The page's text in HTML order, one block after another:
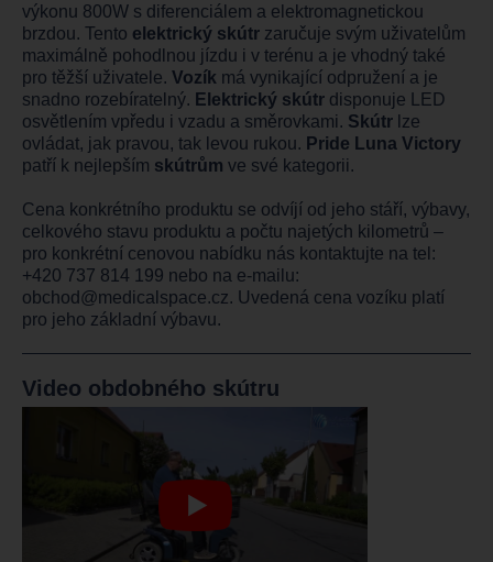
výkonu 800W s diferenciálem a elektromagnetickou
brzdou. Tento elektrický skútr zaručuje svým uživatelům
maximálně pohodlnou jízdu i v terénu a je vhodný také
pro těžší uživatele. Vozík má vynikající odpružení a je
snadno rozebíratelný. Elektrický skútr disponuje LED
osvětlením vpředu i vzadu a směrovkami. Skútr lze
ovládat, jak pravou, tak levou rukou. Pride Luna Victory
patří k nejlepším skútrům ve své kategorii.
Cena konkrétního produktu se odvíjí od jeho stáří, výbavy,
celkového stavu produktu a počtu najetých kilometrů –
pro konkrétní cenovou nabídku nás kontaktujte na tel:
+420 737 814 199 nebo na e-mailu:
obchod@medicalspace.cz. Uvedená cena vozíku platí
pro jeho základní výbavu.
Video obdobného skútru